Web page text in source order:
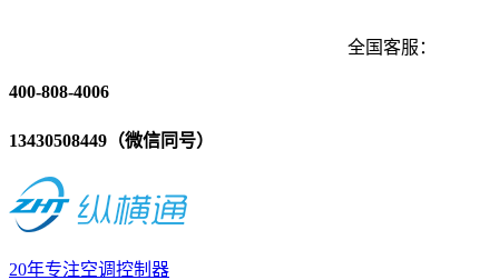
全国客服：
400-808-4006
13430508449（微信同号）
20年专注空调控制器